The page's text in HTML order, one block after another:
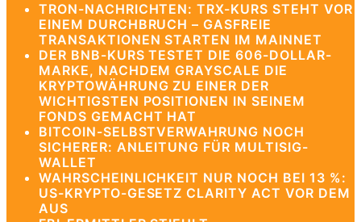
TRON-NACHRICHTEN: TRX-KURS STEHT VOR
EINEM DURCHBRUCH – GASFREIE
TRANSAKTIONEN STARTEN IM MAINNET
DER BNB-KURS TESTET DIE 606-DOLLAR-
MARKE, NACHDEM GRAYSCALE DIE
KRYPTOWÄHRUNG ZU EINER DER
WICHTIGSTEN POSITIONEN IN SEINEM
FONDS GEMACHT HAT
BITCOIN-SELBSTVERWAHRUNG NOCH
SICHERER: ANLEITUNG FÜR MULTISIG-
WALLET
WAHRSCHEINLICHKEIT NUR NOCH BEI 13 %:
US-KRYPTO-GESETZ CLARITY ACT VOR DEM
AUS